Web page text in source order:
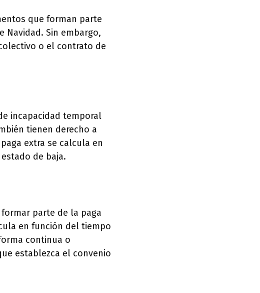
que forman parte
Navidad. Sin embargo,
o el contrato de
incapacidad temporal
tienen derecho a
extra se calcula en
de baja.
parte de la paga
en función del tiempo
continua o
establezca el convenio